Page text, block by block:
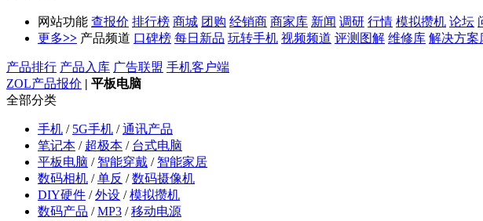
网站功能 查报价 排行榜 商城 团购 经销商 商家库 新闻 调研 行情 模拟攒机 论坛
更多>> 产品频道 口碑榜 每日新品 玩转手机 视频频道 评测图解 维修库 解决方案
产品排行 产品入库 广告联盟 手机客户端
ZOL产品报价 | 平板电脑
全部分类
手机 / 5G手机 /通讯产品
笔记本 / 超极本 / 台式电脑
平板电脑 / 智能穿戴 / 智能家居
数码相机 /单反 /数码摄像机
DIY硬件 /外设 /模拟攒机
数码产品 /MP3 /移动电源